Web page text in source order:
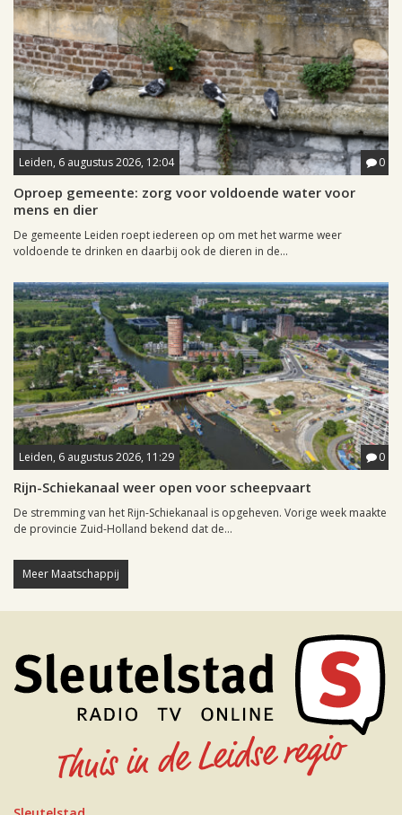
Leiden, 6 augustus 2026, 12:04 0
Oproep gemeente: zorg voor voldoende water voor
mens en dier
De gemeente Leiden roept iedereen op om met het warme weer
voldoende te drinken en daarbij ook de dieren in de...
Leiden, 6 augustus 2026, 11:29 0
Rijn-Schiekanaal weer open voor scheepvaart
De stremming van het Rijn-Schiekanaal is opgeheven. Vorige week maakte
de provincie Zuid-Holland bekend dat de...
Meer Maatschappij